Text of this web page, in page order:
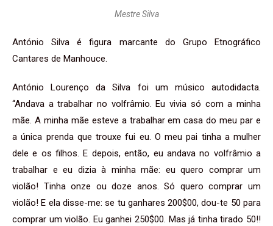
Mestre Silva
António Silva é figura marcante do Grupo Etnográfico
Cantares de Manhouce.
António Lourenço da Silva foi um músico autodidacta.
“Andava a trabalhar no volfrâmio. Eu vivia só com a minha
mãe. A minha mãe esteve a trabalhar em casa do meu par e
a única prenda que trouxe fui eu. O meu pai tinha a mulher
dele e os filhos. E depois, então, eu andava no volfrâmio a
trabalhar e eu dizia à minha mãe: eu quero comprar um
violão! Tinha onze ou doze anos. Só quero comprar um
violão! E ela disse-me: se tu ganhares 200$00, dou-te 50 para
comprar um violão. Eu ganhei 250$00. Mas já tinha tirado 50!!